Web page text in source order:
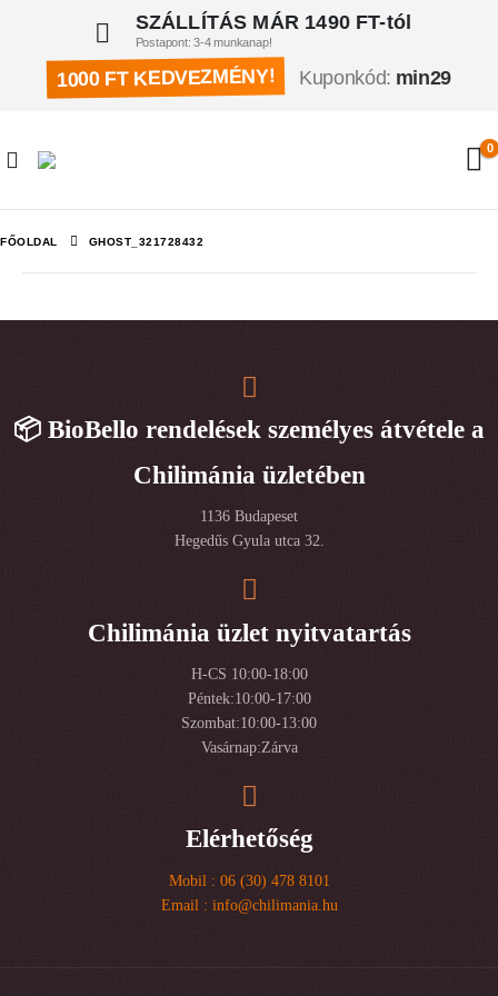
SZÁLLÍTÁS MÁR 1490 FT-tól
Postapont: 3-4 munkanap!
1000 FT KEDVEZMÉNY! Kuponkód: min29
0
FŐOLDAL GHOST_321728432
📦 BioBello rendelések személyes átvétele a
Chilimánia üzletében
1136 Budapeset
Hegedűs Gyula utca 32.
Chilimánia üzlet nyitvatartás
H-CS 10:00-18:00
Péntek:10:00-17:00
Szombat:10:00-13:00
Vasárnap:Zárva
Elérhetőség
Mobil : 06 (30) 478 8101
Email : info@chilimania.hu